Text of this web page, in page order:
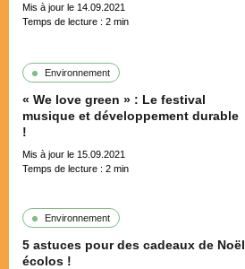
Mis à jour le 14.09.2021
Temps de lecture : 2 min
Environnement
« We love green » : Le festival
musique et développement durable
!
Mis à jour le 15.09.2021
Temps de lecture : 2 min
Environnement
5 astuces pour des cadeaux de Noël
écolos !